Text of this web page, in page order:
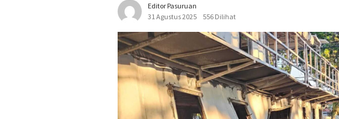
Editor Pasuruan
31 Agustus 2025
556 Dilihat